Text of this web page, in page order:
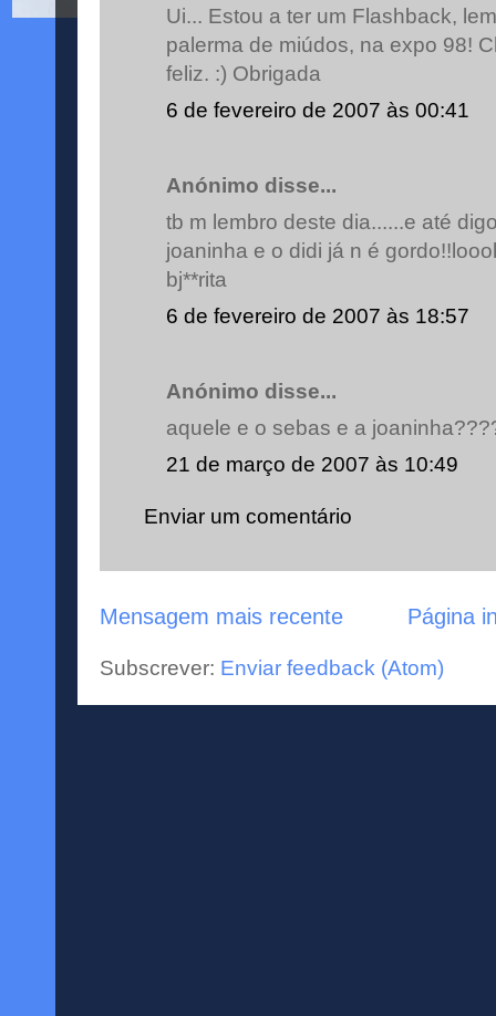
Ui... Estou a ter um Flashback,
palerma de miúdos, na expo 98!
feliz. :) Obrigada
6 de fevereiro de 2007 às 00:41
Anónimo disse...
tb m lembro deste dia......e até
joaninha e o didi já n é gordo!!loool
bj**rita
6 de fevereiro de 2007 às 18:57
Anónimo disse...
aquele e o sebas e a
21 de março de 2007 às 10:49
Enviar um comentário
Mensagem mais recente Página
Subscrever: Enviar feedback (Atom)